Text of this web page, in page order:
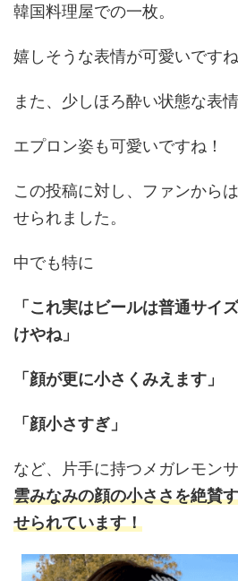
韓国料理屋での一枚。
嬉しそうな表情が可愛いですね
また、少しほろ酔い状態な表情
エプロン姿も可愛いですね！
この投稿に対し、ファンから
せられました。
中でも特に
「これ実はビールは普通サイ
けやね」
「顔が更に小さくみえます」
「顔小さすぎ」
など、片手に持つメガレモン
雲みなみの顔の小ささを絶賛
せられています！